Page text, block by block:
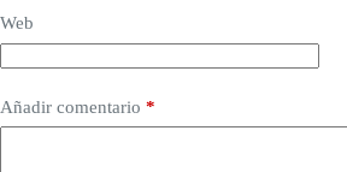
Web
Añadir comentario *